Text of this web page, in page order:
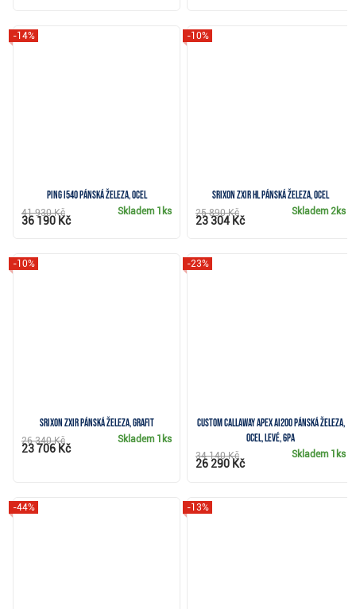
PING i540 pánská železa, ocel
-14%
Skladem 1ks
41 930 Kč
36 190 Kč
Srixon ZXiR HL pánská železa, ocel
-10%
Skladem2ks
25 890 Kč
23 304 Kč
Srixon ZXiR pánská železa, grafit
-10%
Skladem 1ks
26 340 Kč
23 706 Kč
CUSTOM Callaway Apex Ai200 pánská železa,
ocel, levé, 6PA
-23%
Skladem 1ks
34 140 Kč
26 290 Kč
-44% -13%